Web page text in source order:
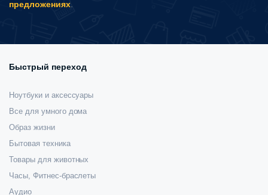
предложениях.
Быстрый переход
Ноутбуки и аксессуары
Все для умного дома
Образ жизни
Бытовая техника
Товары для животных
Часы, Фитнес-браслеты
Аудио